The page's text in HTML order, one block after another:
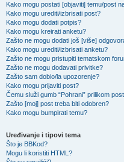
Kako mogu postati [objaviti] temu/post
Kako mogu urediti/izbrisati post?
Kako mogu dodati potpis?
Kako mogu kreirati anketu?
Zašto ne mogu dodati još [više]
Kako mogu urediti/izbrisati anketu?
Zašto ne mogu pristupiti tematskom
Zašto ne mogu dodavati privitke?
Zašto sam dobio/la upozorenje?
Kako mogu prijaviti post?
Čemu služi gumb “Pohrani” prilikom
Zašto [moj] post treba biti odobren?
Kako mogu bumpirati temu?
Uređivanje i tipovi tema
Što je BBKod?
Mogu li koristiti HTML?